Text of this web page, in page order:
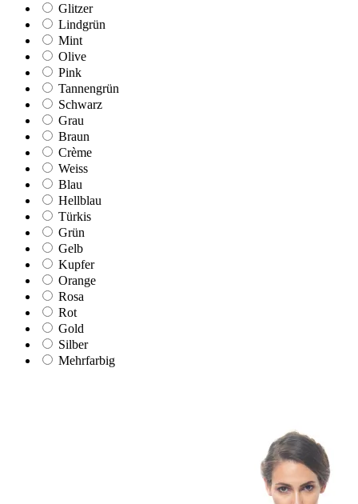
Glitzer
Lindgrün
Mint
Olive
Pink
Tannengrün
Schwarz
Grau
Braun
Crème
Weiss
Blau
Hellblau
Türkis
Grün
Gelb
Kupfer
Orange
Rosa
Rot
Gold
Silber
Mehrfarbig